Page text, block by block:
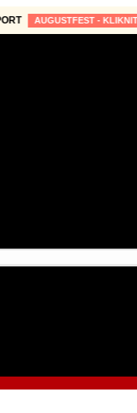
AUGUSTFEST - KLIKNITE TU